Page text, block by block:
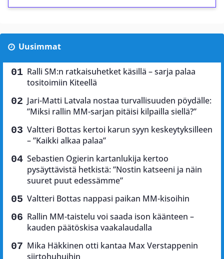
Uusimmat
Ralli SM:n ratkaisuhetket käsillä – sarja palaa
tositoimiin Kiteellä
Jari-Matti Latvala nostaa turvallisuuden pöydälle:
”Miksi rallin MM-sarjan pitäisi kilpailla siellä?”
Valtteri Bottas kertoi karun syyn keskeytyksilleen
– ”Kaikki alkaa palaa”
Sebastien Ogierin kartanlukija kertoo
pysäyttävistä hetkistä: ”Nostin katseeni ja näin
suuret puut edessämme”
Valtteri Bottas nappasi paikan MM-kisoihin
Rallin MM-taistelu voi saada ison käänteen –
kauden päätöskisa vaakalaudalla
Mika Häkkinen otti kantaa Max Verstappenin
siirtohuhuihin